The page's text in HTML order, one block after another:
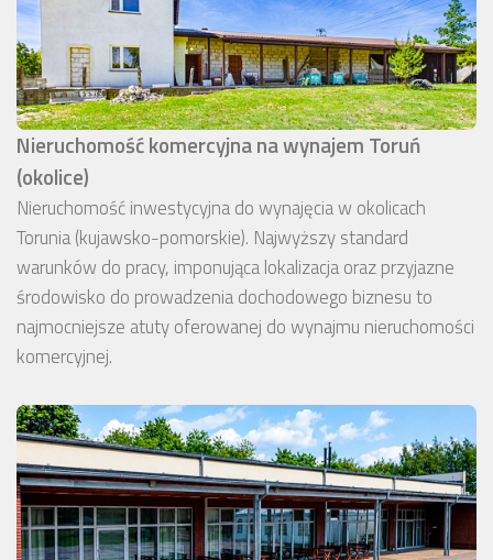
Nieruchomość komercyjna na wynajem Toruń
(okolice)
Nieruchomość inwestycyjna do wynajęcia w okolicach
Torunia (kujawsko-pomorskie). Najwyższy standard
warunków do pracy, imponująca lokalizacja oraz przyjazne
środowisko do prowadzenia dochodowego biznesu to
najmocniejsze atuty oferowanej do wynajmu nieruchomości
komercyjnej.